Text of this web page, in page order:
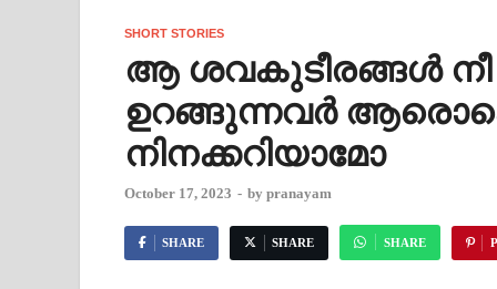
SHORT STORIES
ആ ശവകുടീരങ്ങൾ
ഉറങ്ങുന്നവർ
നിനക്കറിയാമോ
October 17, 2023 - by pranayam
SHARE SHARE SHARE